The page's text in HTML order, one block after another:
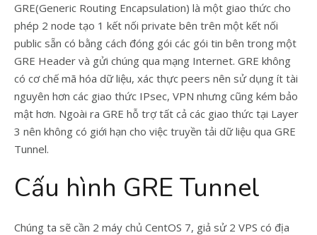
GRE(Generic Routing Encapsulation) là một giao thức cho
phép 2 node tạo 1 kết nối private bên trên một kết nối
public sẵn có bằng cách đóng gói các gói tin bên trong một
GRE Header và gửi chúng qua mạng Internet. GRE không
có cơ chế mã hóa dữ liệu, xác thực peers nên sử dụng ít tài
nguyên hơn các giao thức IPsec, VPN nhưng cũng kém bảo
mật hơn. Ngoài ra GRE hỗ trợ tất cả các giao thức tại Layer
3 nên không có giới hạn cho việc truyền tải dữ liệu qua GRE
Tunnel.
Cấu hình GRE Tunnel
Chúng ta sẽ cần 2 máy chủ CentOS 7, giả sử 2 VPS có địa